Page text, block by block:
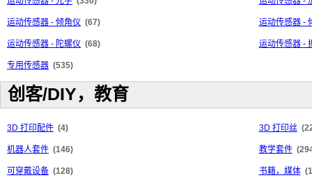
运动传感器 - 倾角仪 (67) 运动传感器 -
运动传感器 - 陀螺仪 (68) 运动传感器 -
专用传感器 (535)
创客/DIY，教育
3D 打印配件 (4) 3D 打印丝
机器人套件 (146) 教学套件
可穿戴设备 (128) 书籍，媒体